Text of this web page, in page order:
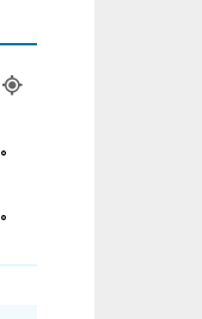
°
°